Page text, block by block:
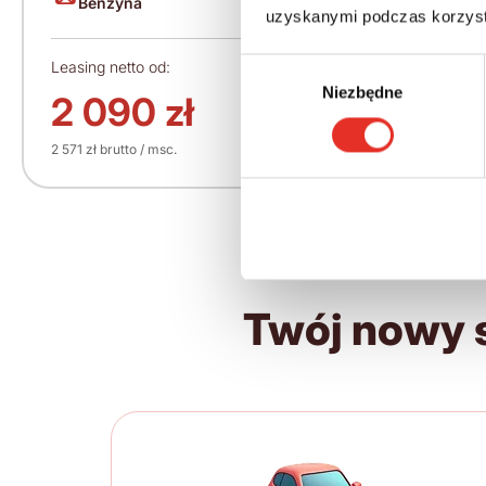
uzyskanymi podczas
Niezbędne
Leasing netto od:
2 090 zł
2 571 zł brutto / msc.
164 600 zł
Twój nowy